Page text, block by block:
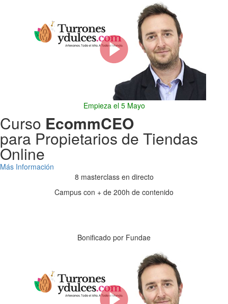
Empieza el 5 Mayo
Curso EcommCEO
para Propietarios de Tiendas
Online
Más Información
8 masterclass en directo
Campus con + de 200h de contenido
Bonificado por Fundae